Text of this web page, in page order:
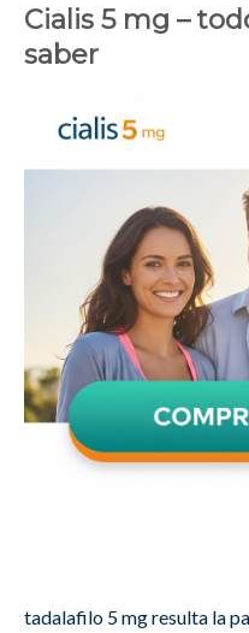
Cialis 5 mg –
saber
tadalafilo 5 mg resulta la